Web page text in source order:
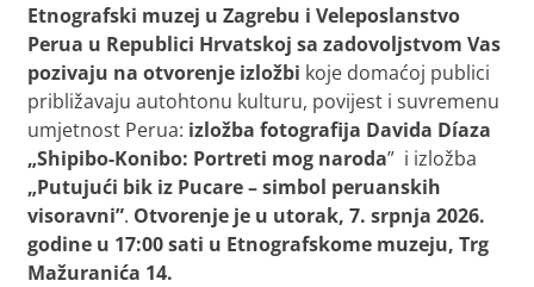
Etnografski muzej u Zagrebu i Veleposlanstvo
Perua u Republici Hrvatskoj sa zadovoljstvom Vas
pozivaju na otvorenje izložbi koje domaćoj publici
približavaju autohtonu kulturu, povijest i suvremenu
umjetnost Perua: izložba fotografija Davida Díaza
„Shipibo-Konibo: Portreti mog naroda” i izložba
„Putujući bik iz Pucare – simbol peruanskih
visoravni”. Otvorenje je u utorak, 7. srpnja 2026.
godine u 17:00 sati u Etnografskome muzeju, Trg
Mažuranića 14.